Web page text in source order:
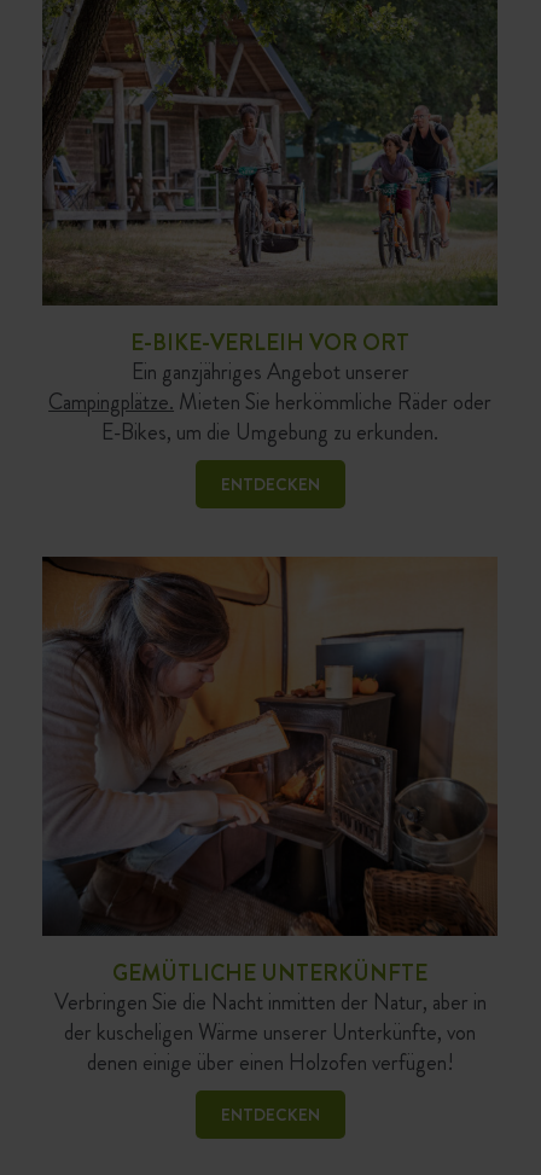
E-BIKE-VERLEIH VOR ORT
Ein ganzjähriges Angebot unserer
Campingplätze. Mieten Sie herkömmliche Räder oder
E-Bikes, um die Umgebung zu erkunden.
ENTDECKEN
GEMÜTLICHE UNTERKÜNFTE
Verbringen Sie die Nacht inmitten der Natur, aber in
der kuscheligen Wärme unserer Unterkünfte, von
denen einige über einen Holzofen verfügen!
ENTDECKEN